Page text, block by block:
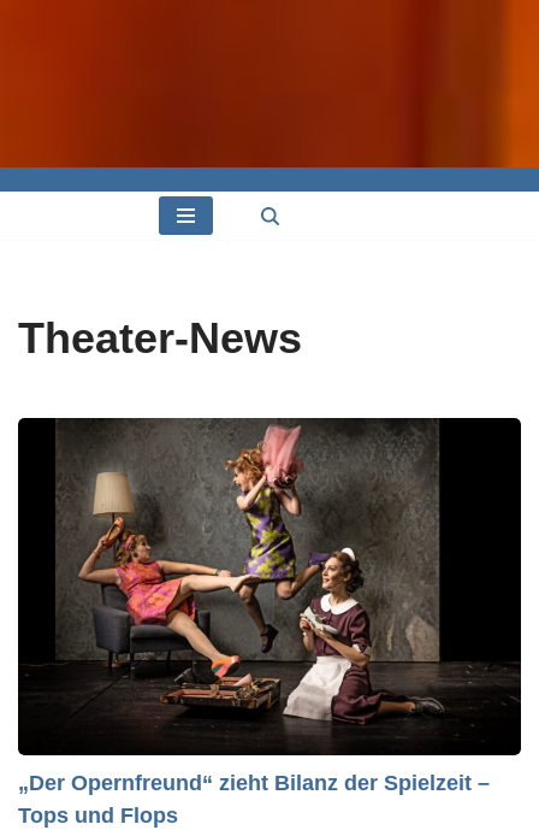
Theater-News
„Der Opernfreund“ zieht Bilanz der Spielzeit –
Tops und Flops